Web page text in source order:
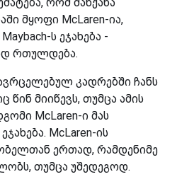
მყოფი McLaren-ია,
ს ეჯახება -
რთულდება.
კადრებში ჩანს
წინ მიიწევს, თუმცა ამის
McLaren-ი მას
McLaren-ის
ერთად, რამდენიმე
თუმცა უშედეგოდ.